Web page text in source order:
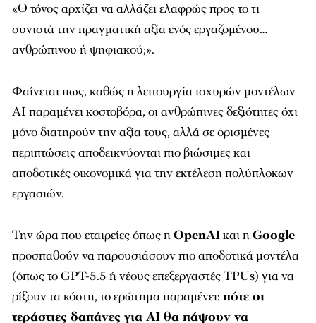
«Ο τόνος αρχίζει να αλλάζει ελαφρώς προς το τι
συνιστά την πραγματική αξία ενός εργαζομένου…
ανθρώπινου ή ψηφιακού;».
Φαίνεται πως, καθώς η λειτουργία ισχυρών μοντέλων
AI παραμένει κοστοβόρα, οι ανθρώπινες δεξιότητες όχι
μόνο διατηρούν την αξία τους, αλλά σε ορισμένες
περιπτώσεις αποδεικνύονται πιο βιώσιμες και
αποδοτικές οικονομικά για την εκτέλεση πολύπλοκων
εργασιών.
Την ώρα που εταιρείες όπως ηOpenAIκαι ηGoogle
προσπαθούν να παρουσιάσουν πιο αποδοτικά μοντέλα
(όπως το GPT-5.5 ή νέους επεξεργαστές TPUs) για να
ρίξουν τα κόστη, το ερώτημα παραμένει: πότε οι
τεράστιες δαπάνες για AI θα πάψουν να